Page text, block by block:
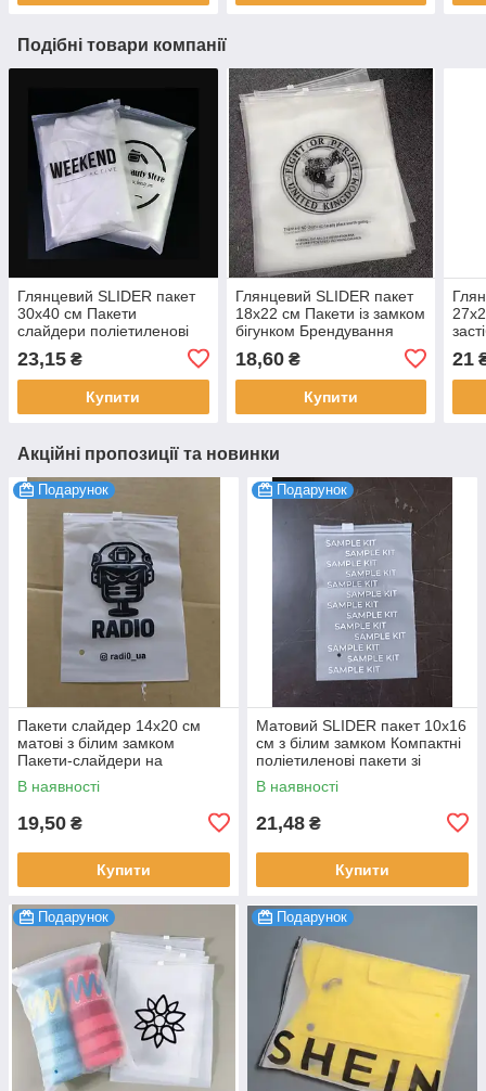
Подібні товари компанії
Глянцевий SLIDER пакет
30x40 см Пакети
слайдери поліетиленові
логотипом 100 шт.
23,15 ₴
Купити
Глянцевий SLIDER пакет
18x22 см Пакети із замком
бігунком Брендування
стилі 100 шт.
18,60₴
Купити
21
Акційні пропозиції та новинки
Подарунок
Пакети слайдер 14x20 см
матові з білим замком
Пакети-слайдери на
замовлення з вашим
логотипом 100 шт.
В наявності
19,50 ₴
Купити
Подарунок
Матовий SLIDER пакет 10x16
см з білим замком Компактні
поліетиленові пакети зі
слайдером і логотипом 100
шт.
В наявності
21,48 ₴
Купити
Подарунок Подарунок